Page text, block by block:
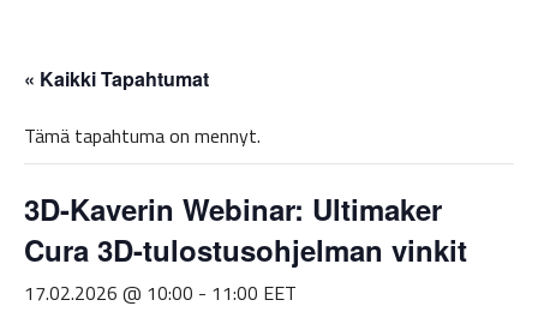
« Kaikki Tapahtumat
Tämä tapahtuma on mennyt.
3D-Kaverin Webinar: Ultimaker
Cura 3D-tulostusohjelman vinkit
17.02.2026 @ 10:00 - 11:00 EET